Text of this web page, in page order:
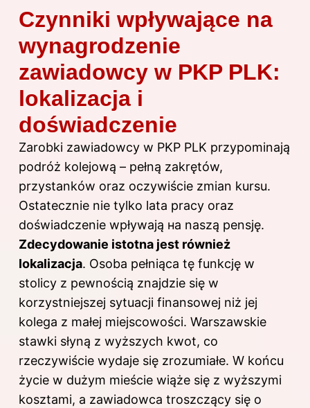
Czynniki wpływające na
wynagrodzenie
zawiadowcy w PKP PLK:
lokalizacja i
doświadczenie
Zarobki zawiadowcy w PKP PLK przypominają
podróż kolejową – pełną zakrętów,
przystanków oraz oczywiście zmian kursu.
Ostatecznie nie tylko lata pracy oraz
doświadczenie wpływają на naszą pensję.
Zdecydowanie istotna jest również
lokalizacja. Osoba pełniąca tę funkcję w
stolicy z pewnością znajdzie się w
korzystniejszej sytuacji finansowej niż jej
kolega z małej miejscowości. Warszawskie
stawki słyną z wyższych kwot, co
rzeczywiście wydaje się zrozumiałe. W końcu
życie w dużym mieście wiąże się z wyższymi
kosztami, a zawiadowca troszczący się o